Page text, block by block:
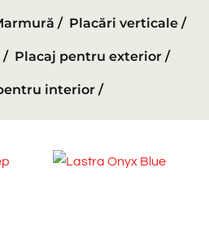
/ Placări verticale /
/ Placaj pentru exterior /
interior /